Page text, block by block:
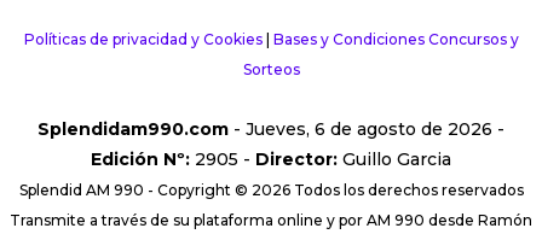
Políticas de privacidad y Cookies| Bases y Condiciones Concursos y
Sorteos
Splendidam990.com - Jueves, 6 de agosto de 2026 -
Edición Nº: 2905 - Director: Guillo Garcia
Splendid AM 990 - Copyright © 2026 Todos los derechos reservados
Transmite a través de su plataforma online y por AM 990 desde Ramón